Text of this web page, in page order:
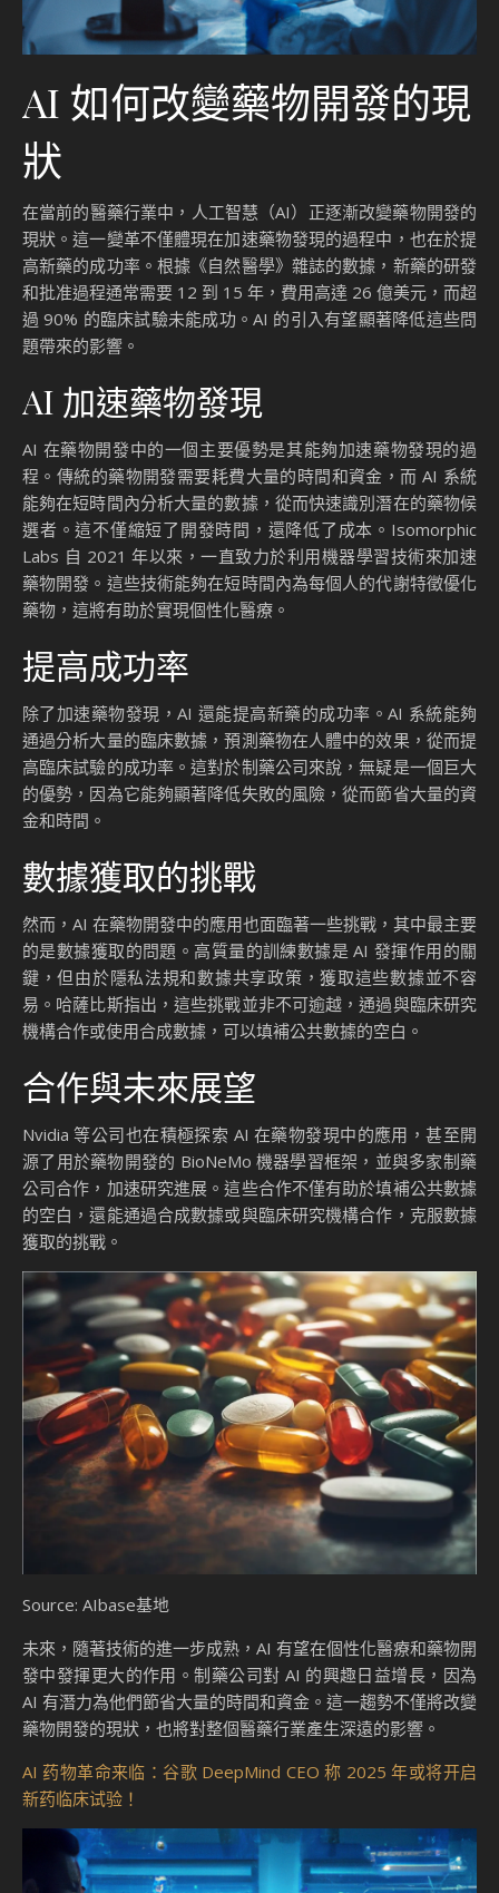
AI 如何改變藥物開發的現
狀
在當前的醫藥行業中，人工智慧（AI）正逐漸改變藥物開發的
現狀。這一變革不僅體現在加速藥物發現的過程中，也在於提
高新藥的成功率。根據《自然醫學》雜誌的數據，新藥的研發
和批准過程通常需要 12 到 15 年，費用高達 26 億美元，而超
過 90% 的臨床試驗未能成功。AI 的引入有望顯著降低這些問
題帶來的影響。
AI 加速藥物發現
AI 在藥物開發中的一個主要優勢是其能夠加速藥物發現的過
程。傳統的藥物開發需要耗費大量的時間和資金，而 AI 系統
能夠在短時間內分析大量的數據，從而快速識別潛在的藥物候
選者。這不僅縮短了開發時間，還降低了成本。Isomorphic
Labs 自 2021 年以來，一直致力於利用機器學習技術來加速
藥物開發。這些技術能夠在短時間內為每個人的代謝特徵優化
藥物，這將有助於實現個性化醫療。
提高成功率
除了加速藥物發現，AI 還能提高新藥的成功率。AI 系統能夠
通過分析大量的臨床數據，預測藥物在人體中的效果，從而提
高臨床試驗的成功率。這對於制藥公司來說，無疑是一個巨大
的優勢，因為它能夠顯著降低失敗的風險，從而節省大量的資
金和時間。
數據獲取的挑戰
然而，AI 在藥物開發中的應用也面臨著一些挑戰，其中最主要
的是數據獲取的問題。高質量的訓練數據是 AI 發揮作用的關
鍵，但由於隱私法規和數據共享政策，獲取這些數據並不容
易。哈薩比斯指出，這些挑戰並非不可逾越，通過與臨床研究
機構合作或使用合成數據，可以填補公共數據的空白。
合作與未來展望
Nvidia 等公司也在積極探索 AI 在藥物發現中的應用，甚至開
源了用於藥物開發的 BioNeMo 機器學習框架，並與多家制藥
公司合作，加速研究進展。這些合作不僅有助於填補公共數據
的空白，還能通過合成數據或與臨床研究機構合作，克服數據
獲取的挑戰。
Source: AIbase基地
未來，隨著技術的進一步成熟，AI 有望在個性化醫療和藥物開
發中發揮更大的作用。制藥公司對 AI 的興趣日益增長，因為
AI 有潛力為他們節省大量的時間和資金。這一趨勢不僅將改變
藥物開發的現狀，也將對整個醫藥行業產生深遠的影響。
AI 药物革命来临：谷歌 DeepMind CEO 称 2025 年或将开启
新药临床试验！